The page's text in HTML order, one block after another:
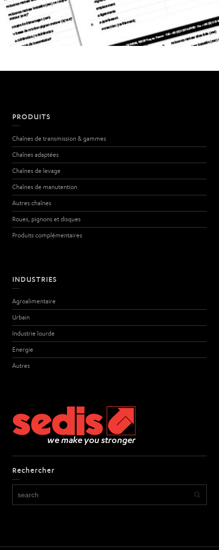
PRODUITS
Chaînes de transmission & gammes
Chaînes adaptées
Chaînes de levage
Chaînes de manutention
Autres chaînes
Roues, pignons et disques
Produits complémentaires
INDUSTRIES
Agroalimentaire
Urbain
Industrie lourde
Energie
Autres
Rechercher